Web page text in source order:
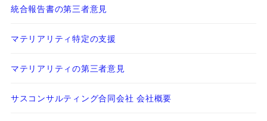
統合報告書の第三者意見
マテリアリティ特定の支援
マテリアリティの第三者意見
サスコンサルティング合同会社 会社概要